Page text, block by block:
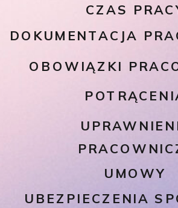
CZAS
DOKUMENTACJA
OBOWIĄZKI
UMOWY
UBEZPIECZENIA